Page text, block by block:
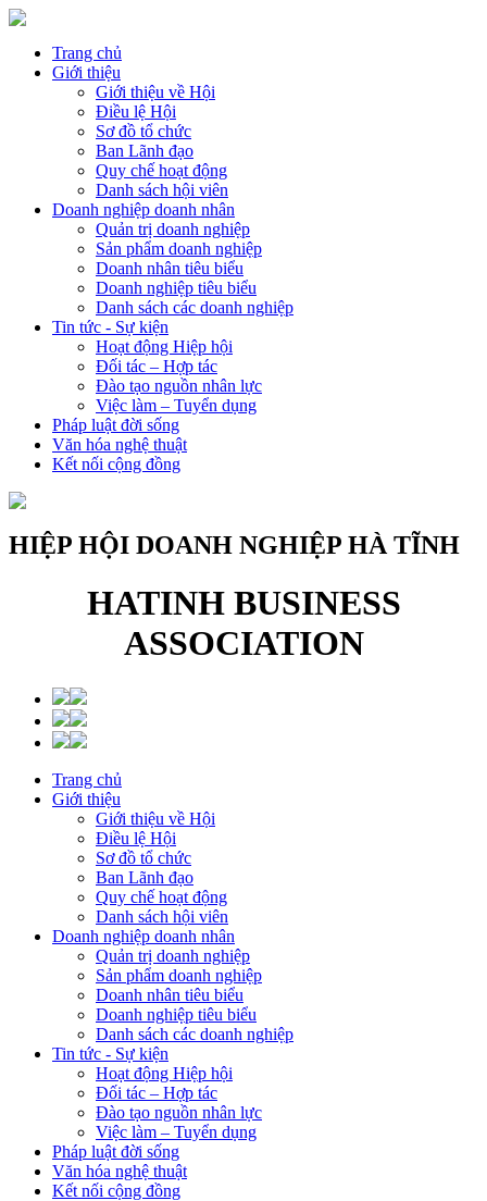
Trang chủ
Giới thiệu
Giới thiệu về Hội
Điều lệ Hội
Sơ đồ tổ chức
Ban Lãnh đạo
Quy chế hoạt động
Danh sách hội viên
Doanh nghiệp doanh nhân
Quản trị doanh nghiệp
Sản phẩm doanh nghiệp
Doanh nhân tiêu biểu
Doanh nghiệp tiêu biểu
Danh sách các doanh nghiệp
Tin tức - Sự kiện
Hoạt động Hiệp hội
Đối tác – Hợp tác
Đào tạo nguồn nhân lực
Việc làm – Tuyển dụng
Pháp luật đời sống
Văn hóa nghệ thuật
Kết nối cộng đồng
HIỆP HỘI DOANH NGHIỆP HÀ TĨNH
HATINH BUSINESS
ASSOCIATION
Trang chủ
Giới thiệu
Giới thiệu về Hội
Điều lệ Hội
Sơ đồ tổ chức
Ban Lãnh đạo
Quy chế hoạt động
Danh sách hội viên
Doanh nghiệp doanh nhân
Quản trị doanh nghiệp
Sản phẩm doanh nghiệp
Doanh nhân tiêu biểu
Doanh nghiệp tiêu biểu
Danh sách các doanh nghiệp
Tin tức - Sự kiện
Hoạt động Hiệp hội
Đối tác – Hợp tác
Đào tạo nguồn nhân lực
Việc làm – Tuyển dụng
Pháp luật đời sống
Văn hóa nghệ thuật
Kết nối cộng đồng